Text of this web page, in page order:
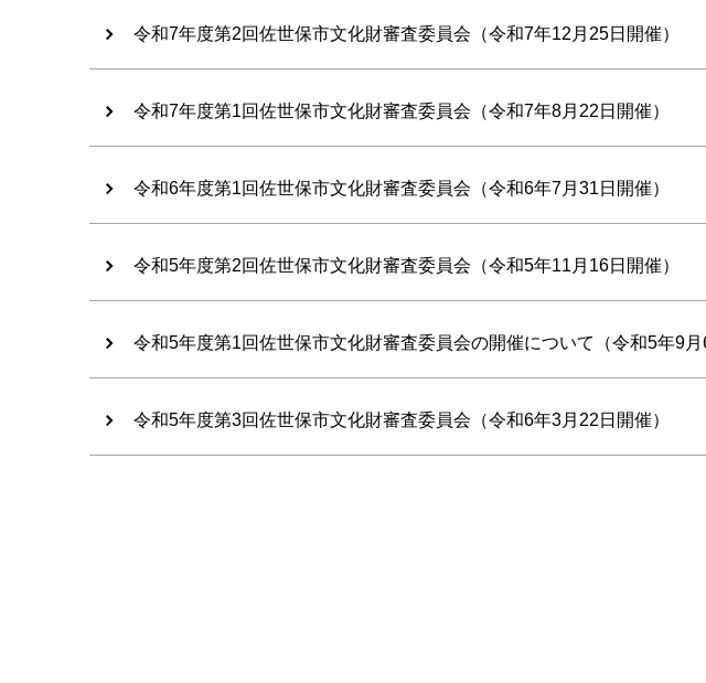
令和7年度第2回佐世保市文化財審査委員会（令和7年12月25日開催）
令和7年度第1回佐世保市文化財審査委員会（令和7年8月22日開催）
令和6年度第1回佐世保市文化財審査委員会（令和6年7月31日開催）
令和5年度第2回佐世保市文化財審査委員会（令和5年11月16日開催）
令和5年度第1回佐世保市文化財審査委員会の開催について（令和5年9月
令和5年度第3回佐世保市文化財審査委員会（令和6年3月22日開催）